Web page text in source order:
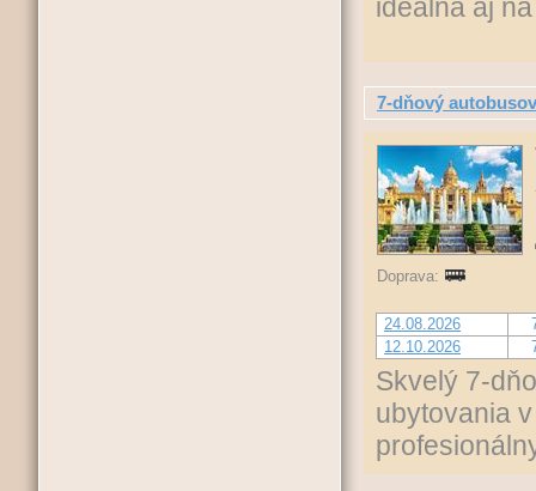
ideálna aj
7-dňový
Doprava:
24.08.2026
12.10.2026
Skvelý 7-
ubytovania